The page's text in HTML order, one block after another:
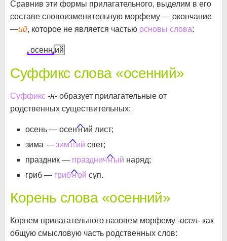
Сравнив эти формы прилагательного, выделим в его
составе словоизменительную морфему — окончание
—ий, которое не является частью основы слова:
осенн ий
Суффикс слова «осенний»
Суффикс -н- образует прилагательные от
родственных существительных:
осень — осенний лист;
зима — зимний свет;
праздник — праздничный наряд;
гриб — грибной суп.
Корень слова «осенний»
Корнем прилагательного назовем морфему -осен- как
общую смысловую часть родственных слов: